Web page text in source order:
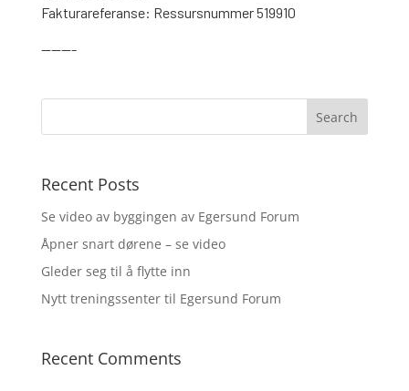
Fakturareferanse: Ressursnummer 519910
———-
Recent Posts
Se video av byggingen av Egersund Forum
Åpner snart dørene – se video
Gleder seg til å flytte inn
Nytt treningssenter til Egersund Forum
Recent Comments